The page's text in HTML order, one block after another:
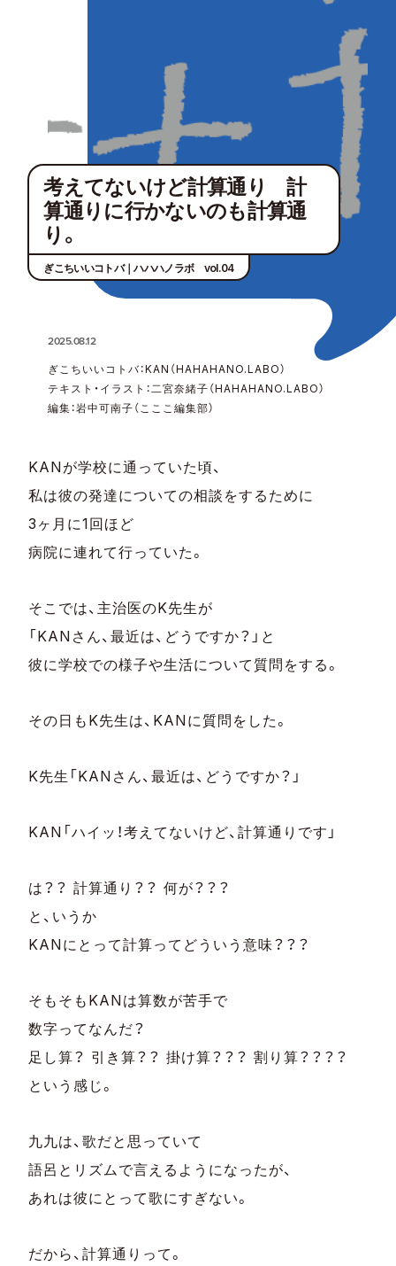
考えてないけど計算通り 計
算通りに行かないのも計算通
り。
ぎこちいいコトバ｜ハハハノラボ vol.04
2025.08.12
ぎこちいいコトバ：KAN（HAHAHANO.LABO）
テキスト・イラスト：二宮奈緒子（HAHAHANO.LABO）
編集：岩中可南子（こここ編集部）
KANが学校に通っていた頃、
私は彼の発達についての相談をするために
3ヶ月に1回ほど
病院に連れて行っていた。
そこでは、主治医のK先生が
「KANさん、最近は、どうですか？」と
彼に学校での様子や生活について質問をする。
その日もK先生は、KANに質問をした。
K先生「KANさん、最近は、どうですか？」
KAN「ハイッ！考えてないけど、計算通りです」
は？？ 計算通り？？ 何が？？？
と、いうか
KANにとって計算ってどういう意味？？？
そもそもKANは算数が苦手で
数字ってなんだ？
足し算？ 引き算？？ 掛け算？？？ 割り算？？？？
という感じ。
九九は、歌だと思っていて
語呂とリズムで言えるようになったが、
あれは彼にとって歌にすぎない。
だから、計算通りって。